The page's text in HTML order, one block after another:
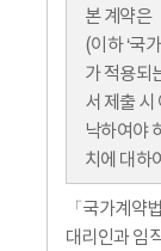
본 계약은
(이하 ‘국
가 적용되
서 제출
낙하여야
치에 대하
「국가계약
대리인과 임